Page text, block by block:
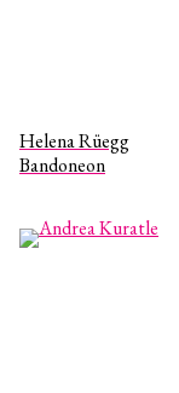
Helena Rüegg
Bandoneon